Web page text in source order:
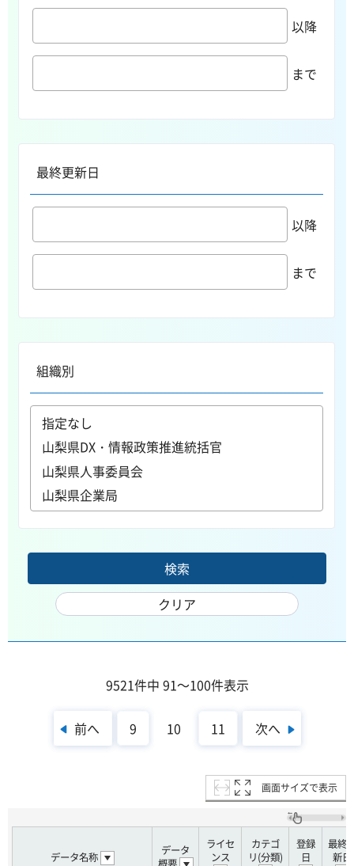
以降
まで
最終更新日
以降
まで
組織別
9521件中 91～100件表示
前へ 9 10 11 次へ
画面サイズで表示
データ名称
データ
ライセ
ンス
カテゴ
リ(分類)
登録
日
最終
新日